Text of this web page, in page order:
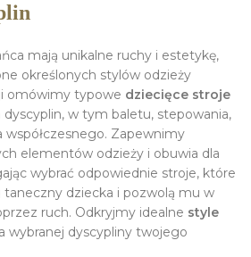
mają unikalne ruchy i estetykę,
określonych stylów odzieży
omówimy typowe dziecięce stroje
dyscyplin, w tym baletu, stepowania,
współczesnego. Zapewnimy
elementów odzieży i obuwia dla
wybrać odpowiednie stroje, które
taneczny dziecka i pozwolą mu w
ruch. Odkryjmy idealne style
wybranej dyscypliny twojego